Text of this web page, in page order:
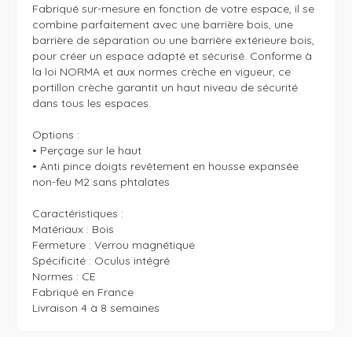
Fabriqué sur-mesure en fonction de votre espace, il se
combine parfaitement avec une barrière bois, une
barrière de séparation ou une barrière extérieure bois,
pour créer un espace adapté et sécurisé. Conforme à
la loi NORMA et aux normes crèche en vigueur, ce
portillon crèche garantit un haut niveau de sécurité
dans tous les espaces.
Options :
• Perçage sur le haut
• Anti pince doigts revêtement en housse expansée
non-feu M2 sans phtalates
Caractéristiques :
Matériaux : Bois
Fermeture : Verrou magnétique
Spécificité : Oculus intégré
Normes : CE
Fabriqué en France
Livraison 4 à 8 semaines